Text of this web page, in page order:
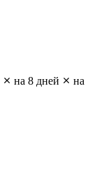
на 8 дней
на